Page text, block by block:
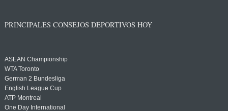
PRINCIPALES CONSEJOS DEPORTIVOS HOY
ASEAN Championship
WTA Toronto
German 2 Bundesliga
English League Cup
ATP Montreal
One Day International